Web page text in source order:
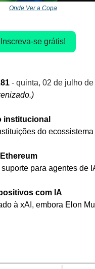
Onde Ver a Copa
Inscreva-se grátis!
- quinta, 02 de julho de
institucional
do ecossistema
para agentes de
com IA
à xAI, embora Elon